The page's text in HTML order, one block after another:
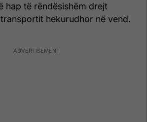
hap të rëndësishëm drejt
hekurudhor në vend.